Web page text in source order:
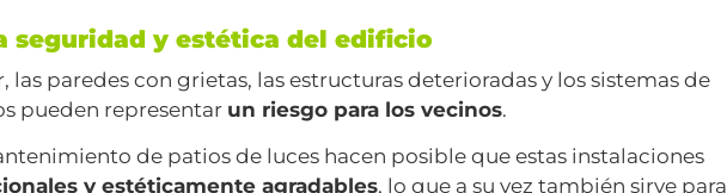
seguridad y estética del edificio
las paredes con grietas, las estructuras deterioradas y los sistemas de
pueden representar un riesgo para los vecinos.
de patios de luces hacen posible que estas instalaciones
y estéticamente agradables, lo que a su vez también sirve para